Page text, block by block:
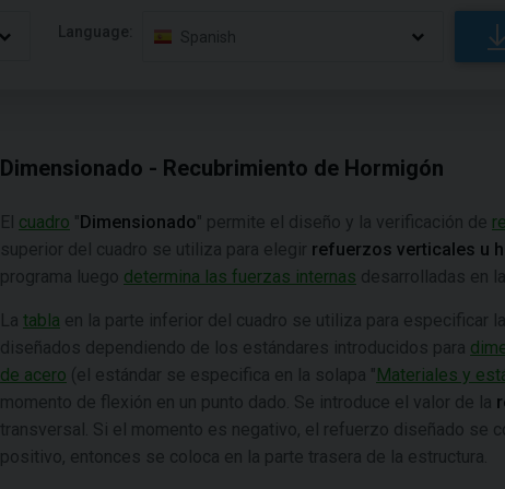
Language: Spanish
Dimensionado - Recubrimiento de Hormigón
El cuadro "Dimensionado" permite el diseño y la verificación de
superior del cuadro se utiliza para elegir refuerzos verticales u
programa luego determina las fuerzas internas desarrolladas en
La tabla en la parte inferior del cuadro se utiliza para especificar
diseñados dependiendo de los estándares introducidos para
de acero (el estándar se especifica en la solapa "Materiales y
momento de flexión en un punto dado. Se introduce el valor de la
transversal. Si el momento es negativo, el refuerzo diseñado se
positivo, entonces se coloca en la parte trasera de la estructura.